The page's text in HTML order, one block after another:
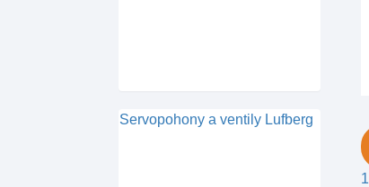
Servopohony a ventily Lufberg
1